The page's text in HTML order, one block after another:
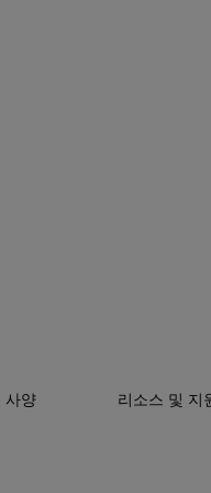
사양 리소스 및 지